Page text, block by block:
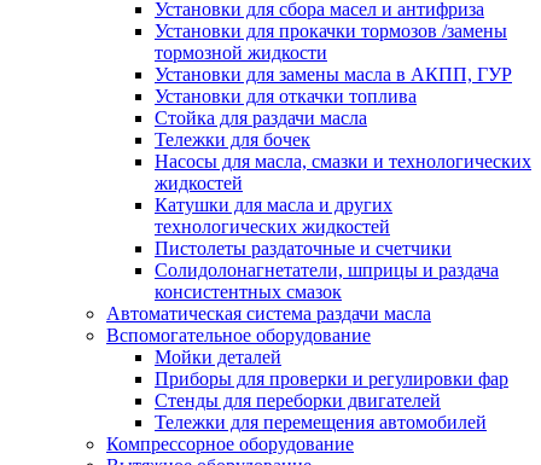
Установки для сбора масел и антифриза
Установки для прокачки тормозов /замены
тормозной жидкости
Установки для замены масла в АКПП, ГУР
Установки для откачки топлива
Стойка для раздачи масла
Тележки для бочек
Насосы для масла, смазки и технологических
жидкостей
Катушки для масла и других
технологических жидкостей
Пистолеты раздаточные и счетчики
Солидолонагнетатели, шприцы и раздача
консистентных смазок
Автоматическая система раздачи масла
Вспомогательное оборудование
Мойки деталей
Приборы для проверки и регулировки фар
Стенды для переборки двигателей
Тележки для перемещения автомобилей
Компрессорное оборудование